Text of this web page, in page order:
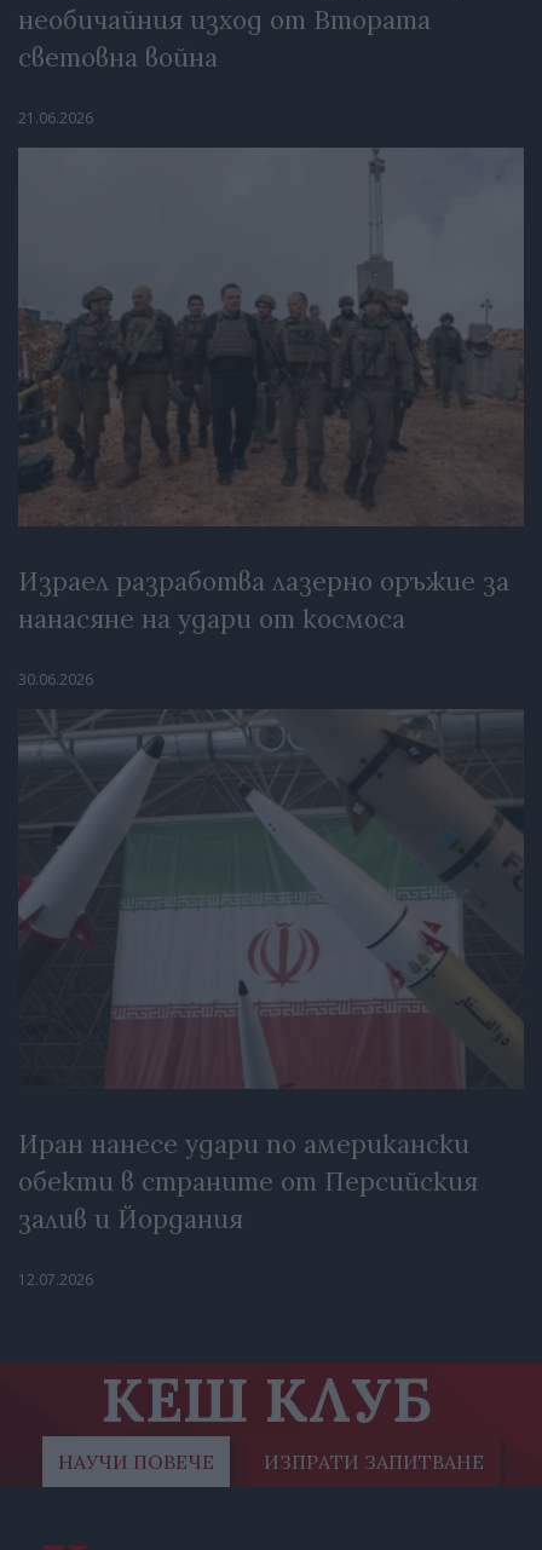
необичайния изход от Втората
световна война
21.06.2026
Израел разработва лазерно оръжие за
нанасяне на удари от космоса
30.06.2026
Иран нанесе удари по американски
обекти в страните от Персийския
залив и Йордания
12.07.2026
КЕШ КЛУБ
НАУЧИ ПОВЕЧЕ ИЗПРАТИ ЗАПИТВАНЕ